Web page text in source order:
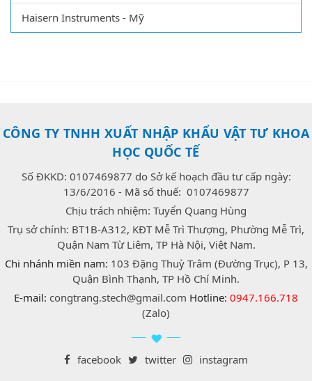
Haisern Instruments - Mỹ
CÔNG TY TNHH XUẤT NHẬP KHẨU VẬT TƯ KHOA
HỌC QUỐC TẾ
Số ĐKKD: 0107469877 do Sở kế hoạch đầu tư cấp ngày:
13/6/2016 - Mã số thuế: 0107469877
Chịu trách nhiệm: Tuyển Quang Hùng
Trụ sở chính: BT1B-A312, KĐT Mễ Trì Thượng, Phường Mễ Trì,
Quận Nam Từ Liêm, TP Hà Nội, Việt Nam.
Chi nhánh miền nam: 103 Đặng Thuỳ Trâm (Đường Trục), P 13,
Quận Bình Thạnh, TP Hồ Chí Minh.
E-mail: congtrang.stech@gmail.com Hotline: 0947.166.718
(Zalo)
facebook twitter instagram